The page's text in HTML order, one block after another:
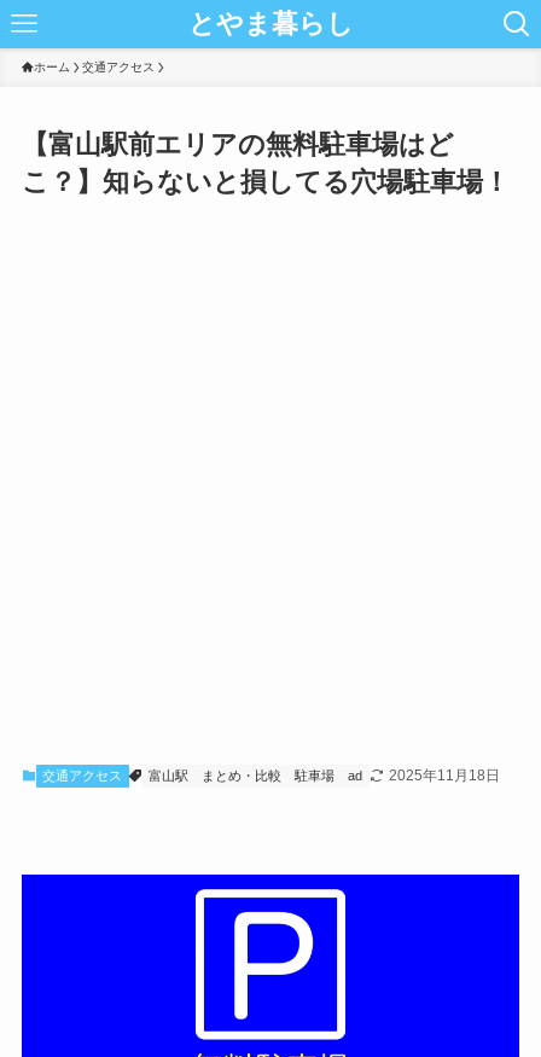
とやま暮らし
ホーム 交通アクセス
【富山駅前エリアの無料駐車場はど
こ？】知らないと損してる穴場駐車場！
交通アクセス 富山駅 まとめ・比較 駐車場 ad 2025年11月18日